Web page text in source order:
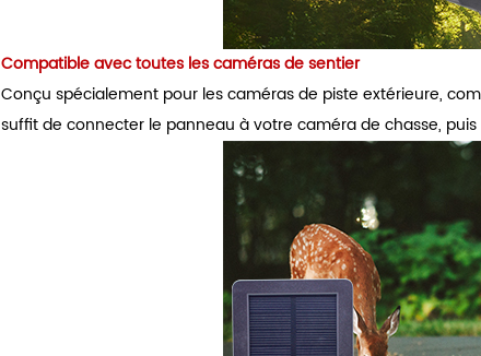
Compatible avec toutes les caméras de sentier
Conçu spécialement pour les caméras de piste extérieure,
suffit de connecter le panneau à votre caméra de chasse,